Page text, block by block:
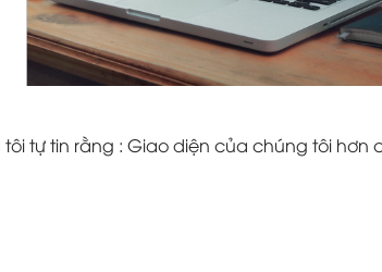
tự tin rằng : Giao diện của chúng tôi hơn